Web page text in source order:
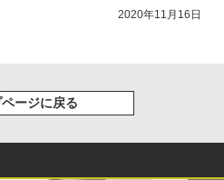
2020年11月16日
ページに戻る